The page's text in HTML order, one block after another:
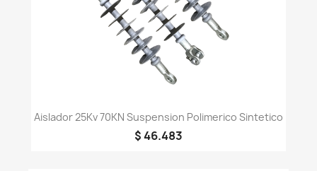
Aislador 25Kv 70KN Suspension Polimerico Sintetico
$ 46.483